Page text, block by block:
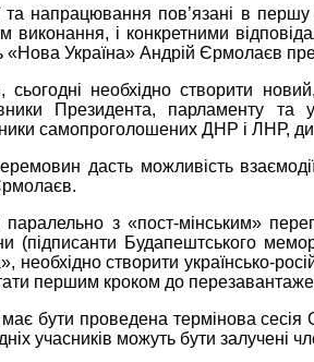
та напрацювання пов’язані в
виконання, і конкретними
«Нова Україна» Андрій Єрмолаєв
необхідно створити
Президента, парламенту та
самопроголошених ДНР і ЛНР,
дасть можливість
з «пост-мінським»
(підписанти Будапештського
необхідно створити
першим кроком до
бути проведена термінова сесія
учасників можуть бути